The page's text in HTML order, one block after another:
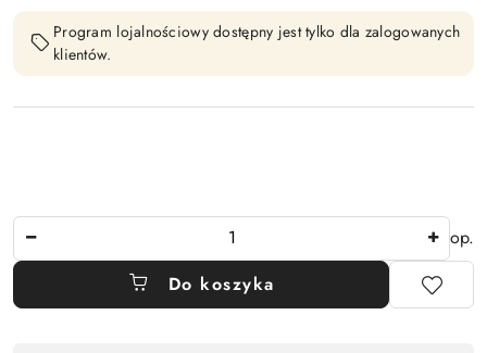
Program lojalnościowy dostępny jest tylko dla zalogowanych
klientów.
op.
Do koszyka